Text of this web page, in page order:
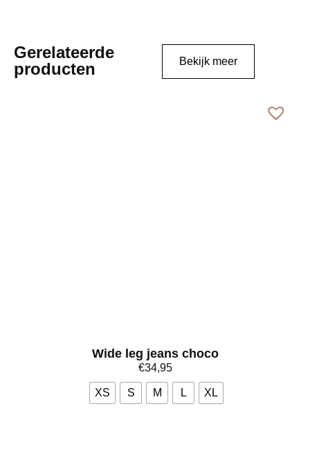
Gerelateerde
producten
Bekijk meer
Wide leg jeans choco
€34,95
XS S M L XL